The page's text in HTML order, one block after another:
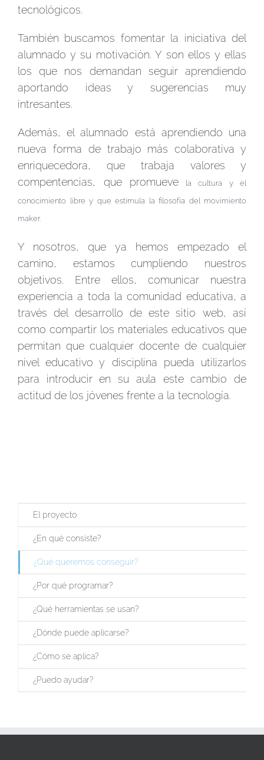
tecnológicos.
También buscamos fomentar la iniciativa del
alumnado y su motivación. Y son ellos y ellas
los que nos demandan seguir aprendiendo
aportando ideas y sugerencias muy
intresantes.
Además, el alumnado está aprendiendo una
nueva forma de trabajo más colaborativa y
enriquecedora, que trabaja valores y
compentencias, que promueve la cultura y el
conocimiento libre y que estimula la filosofía del movimiento
maker.
Y nosotros, que ya hemos empezado el
camino, estamos cumpliendo nuestros
objetivos. Entre ellos, comunicar nuestra
experiencia a toda la comunidad educativa, a
través del desarrollo de este sitio web, así
como compartir los materiales educativos que
permitan que cualquier docente de cualquier
nivel educativo y disciplina pueda utilizarlos
para introducir en su aula este cambio de
actitud de los jóvenes frente a la tecnología.
El proyecto
¿En qué consiste?
¿Qué queremos conseguir?
¿Por qué programar?
¿Qué herramientas se usan?
¿Dónde puede aplicarse?
¿Cómo se aplica?
¿Puedo ayudar?